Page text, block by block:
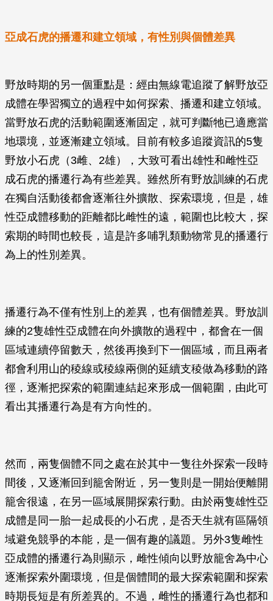
亞成石虎的播遷和建立領域，有性別與個體差異
野放時期的另一個重點是：經由無線電追蹤了解野放亞
成體在學習獨立的過程中如何探索、播遷和建立領域。
當野放石虎的活動範圍逐漸固定，就可判斷牠已適應當
地環境，並逐漸建立領域。目前有較多追蹤資訊的5隻
野放小石虎（3雌、2雄），大致可看出雄性和雌性亞
成石虎的播遷行為有些差異。雖然所有野放訓練的石虎
在獨自活動後都會逐漸往外擴散、探索環境，但是，雄
性亞成體移動的距離都比雌性的遠，範圍也比較大，探
索期的時間也較長，這是許多哺乳類動物常見的播遷行
為上的性別差異。
播遷行為不僅有性別上的差異，也有個體差異。野放訓
練的2隻雄性亞成體在向外擴散的過程中，都會在一個
區域連續停留數天，然後再換到下一個區域，而且兩者
都會利用山的稜線或稜線兩側的延續支稜做為移動的路
徑，逐漸把探索的範圍連結起來形成一個範圍，由此可
看出其播遷行為是有方向性的。
然而，兩隻個體不同之處在於其中一隻往外探索一段時
間後，又逐漸回到籠舍附近，另一隻則是一開始便離開
籠舍很遠，在另一區域展開探索行動。由於兩隻雄性亞
成體是同一胎一起成長的小石虎，是否天生就有區隔領
域避免競爭的本能，是一個有趣的議題。另外3隻雌性
亞成體的播遷行為則顯示，雌性傾向以野放籠舍為中心
逐漸探索外圍環境，但是個體間的最大探索範圍和探索
時期長短是有所差異的。不過，雌性的播遷行為也都和